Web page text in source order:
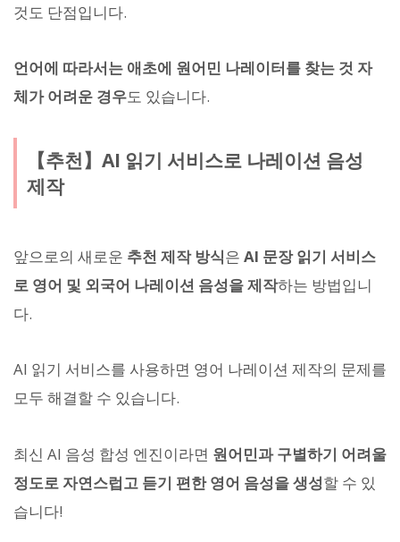
것도 단점입니다.
언어에 따라서는 애초에 원어민 나레이터를 찾는 것 자
체가 어려운 경우도 있습니다.
【추천】AI 읽기 서비스로 나레이션 음성
제작
앞으로의 새로운 추천 제작 방식은 AI 문장 읽기 서비스
로 영어 및 외국어 나레이션 음성을 제작하는 방법입니
다.
AI 읽기 서비스를 사용하면 영어 나레이션 제작의 문제를
모두 해결할 수 있습니다.
최신 AI 음성 합성 엔진이라면 원어민과 구별하기 어려울
정도로 자연스럽고 듣기 편한 영어 음성을 생성할 수 있
습니다!